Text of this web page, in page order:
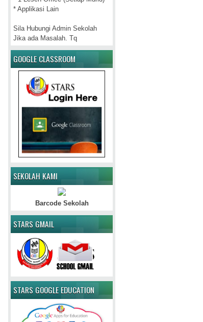
* Applikasi Lain
Sila Hubungi Admin Sekolah
Jika ada Masalah. Tq
GOOGLE CLASSROOM
SEKOLAH KAMI
Barcode Sekolah
STARS GMAIL
STARS GOOGLE EDUCATION